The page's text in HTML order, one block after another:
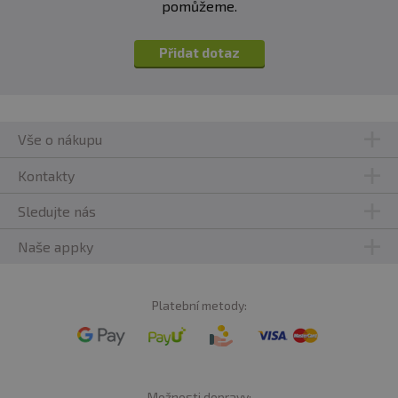
pomůžeme.
Přidat dotaz
Vše o nákupu
Kontakty
Sledujte nás
Naše appky
Platební metody: